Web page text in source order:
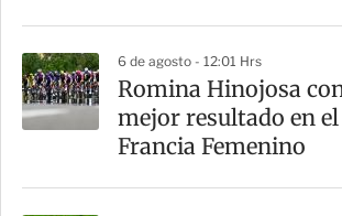
6 de agosto - 12:01 Hrs
Romina Hinojosa
mejor resultado en
Francia Femenino